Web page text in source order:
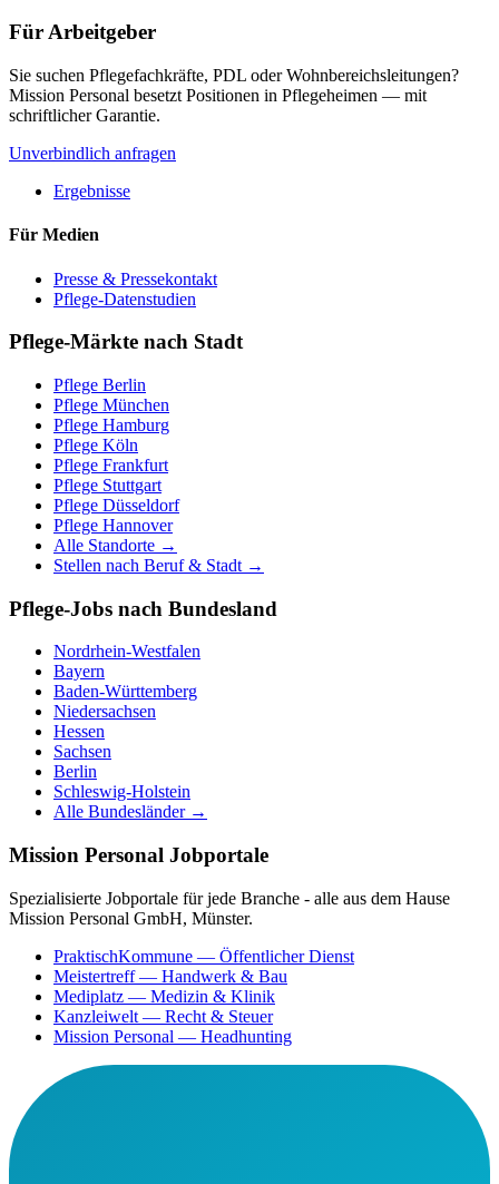
Für Arbeitgeber
Sie suchen Pflegefachkräfte, PDL oder Wohnbereichsleitungen?
Mission Personal besetzt Positionen in Pflegeheimen — mit
schriftlicher Garantie.
Unverbindlich anfragen
Ergebnisse
Für Medien
Presse & Pressekontakt
Pflege-Datenstudien
Pflege-Märkte nach Stadt
Pflege Berlin
Pflege München
Pflege Hamburg
Pflege Köln
Pflege Frankfurt
Pflege Stuttgart
Pflege Düsseldorf
Pflege Hannover
Alle Standorte →
Stellen nach Beruf & Stadt →
Pflege-Jobs nach Bundesland
Nordrhein-Westfalen
Bayern
Baden-Württemberg
Niedersachsen
Hessen
Sachsen
Berlin
Schleswig-Holstein
Alle Bundesländer →
Mission Personal Jobportale
Spezialisierte Jobportale für jede Branche - alle aus dem Hause
Mission Personal GmbH, Münster.
PraktischKommune — Öffentlicher Dienst
Meistertreff— Handwerk & Bau
Mediplatz — Medizin & Klinik
Kanzleiwelt — Recht & Steuer
Mission Personal — Headhunting